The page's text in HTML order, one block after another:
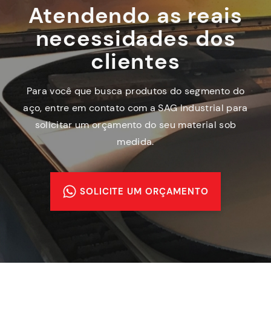
Atendendo as reais
necessidades dos
clientes
Para você que busca produtos do segmento do
aço, entre em contato com a SAG Industrial para
solicitar um orçamento do seu material sob
medida.
SOLICITE UM ORÇAMENTO